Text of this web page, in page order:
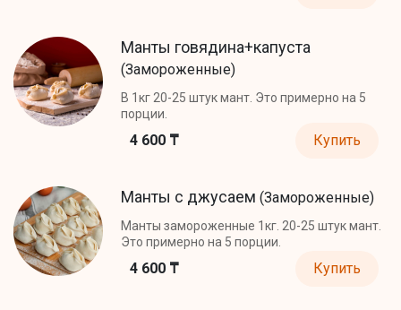
Манты говядина+капуста
(Замороженные)
В 1кг 20-25 штук мант. Это примерно на 5
порции.
4 600 ₸ Купить
Манты с джусаем (Замороженные)
Манты замороженные 1кг. 20-25 штук мант.
Это примерно на 5 порции.
4 600 ₸ Купить